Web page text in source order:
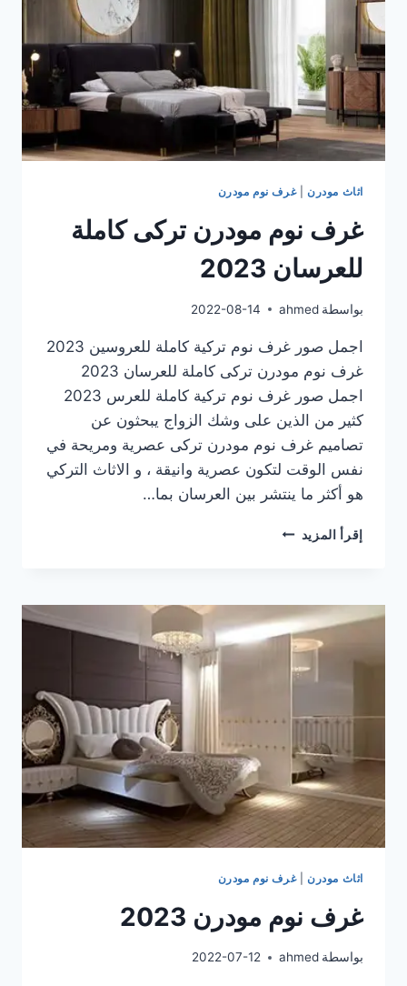
اثاث مودرن|غرف نوم مودرن
غرف نوم مودرن تركى كاملة
للعرسان 2023
بواسطة ahmed
2022-08-14
اجمل صور غرف نوم تركية كاملة للعروسين 2023
غرف نوم مودرن تركى كاملة للعرسان 2023
اجمل صور غرف نوم تركية كاملة للعرس 2023
كثير من الذين على وشك الزواج يبحثون عن
تصاميم غرف نوم مودرن تركى عصرية ومريحة في
نفس الوقت لتكون عصرية وانيقة ، و الاثاث التركي
هو أكثر ما ينتشر بين العرسان بما…
إقرأ المزيد غرف
كاملة
للعرسان
2023
اثاث مودرن|غرف نوم مودرن
غرف نوم مودرن 2023
بواسطة ahmed
2022-07-12